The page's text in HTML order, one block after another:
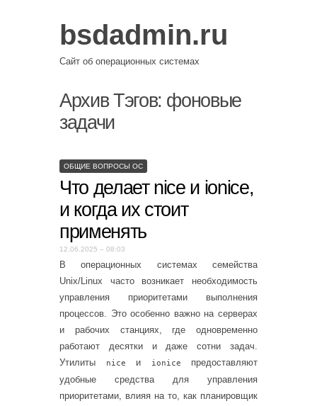
bsdadmin.ru
Сайт об операционных системах
Архив Тэгов: фоновые
задачи
ОБЩИЕ ВОПРОСЫ ОС
Что делает nice и ionice,
и когда их стоит
применять
12.06.2025 – 08:03
В операционных системах семейства
Unix/Linux часто возникает необходимость
управления приоритетами выполнения
процессов. Это особенно важно на серверах
и рабочих станциях, где одновременно
работают десятки и даже сотни задач.
Утилиты
nice и ionice
предоставляют
удобные средства для управления
приоритетами, влияя на то, как планировщик